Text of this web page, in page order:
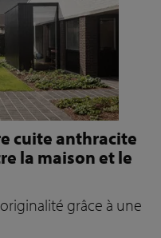
cuite anthracite
la maison et le
grâce à une